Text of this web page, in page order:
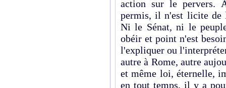
action sur le pervers.
permis, il n'est licite de
Ni le Sénat, ni le
obéir et point n'est
l'expliquer ou
autre à Rome, autre
et même loi, éternelle,
en tout temps, il y a